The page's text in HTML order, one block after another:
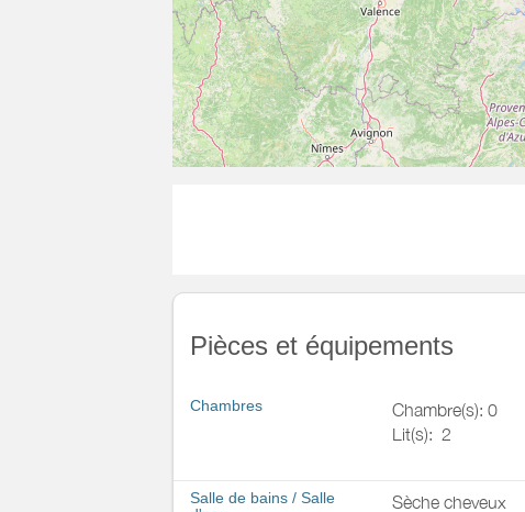
Pièces et équipements
Chambres
Chambre(s): 0
Lit(s): 2
Salle de bains / Salle
Sèche cheveux